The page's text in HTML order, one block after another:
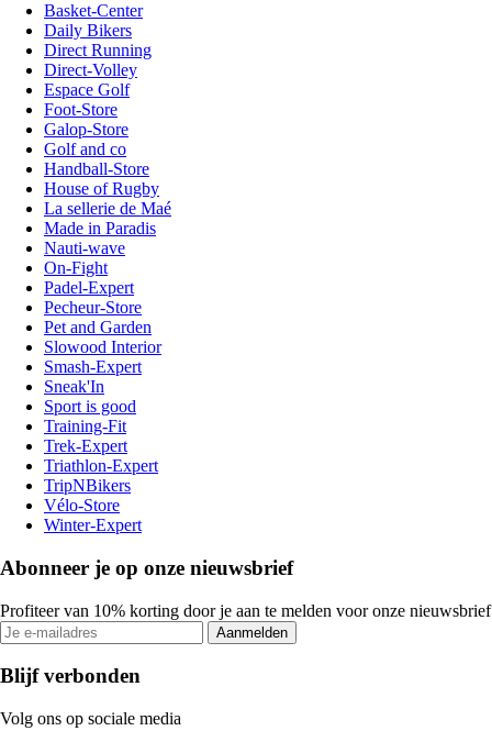
Basket-Center
Daily Bikers
Direct Running
Direct-Volley
Espace Golf
Foot-Store
Galop-Store
Golf and co
Handball-Store
House of Rugby
La sellerie de Maé
Made in Paradis
Nauti-wave
On-Fight
Padel-Expert
Pecheur-Store
Pet and Garden
Slowood Interior
Smash-Expert
Sneak'In
Sport is good
Training-Fit
Trek-Expert
Triathlon-Expert
TripNBikers
Vélo-Store
Winter-Expert
Abonneer je op onze nieuwsbrief
Profiteer van 10% korting door je aan te melden voor onze nieuwsbrief
Aanmelden
Blijf verbonden
Volg ons op sociale media